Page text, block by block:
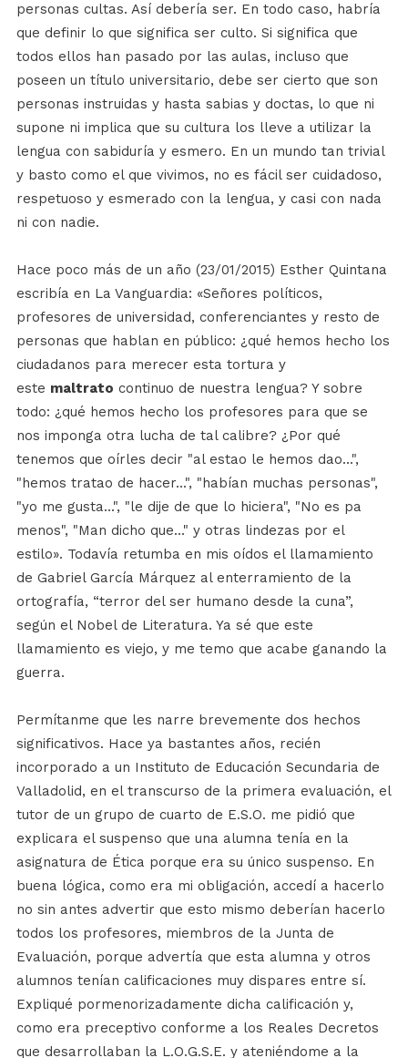
personas cultas. Así debería ser. En todo caso, habría
que definir lo que significa ser culto. Si significa que
todos ellos han pasado por las aulas, incluso que
poseen un título universitario, debe ser cierto que son
personas instruidas y hasta sabias y doctas, lo que ni
supone ni implica que su cultura los lleve a utilizar la
lengua con sabiduría y esmero. En un mundo tan trivial
y basto como el que vivimos, no es fácil ser cuidadoso,
respetuoso y esmerado con la lengua, y casi con nada
ni con nadie.
Hace poco más de un año (23/01/2015) Esther Quintana
escribía en La Vanguardia: «Señores políticos,
profesores de universidad, conferenciantes y resto de
personas que hablan en público: ¿qué hemos hecho los
ciudadanos para merecer esta tortura y
este maltrato continuo de nuestra lengua? Y sobre
todo: ¿qué hemos hecho los profesores para que se
nos imponga otra lucha de tal calibre? ¿Por qué
tenemos que oírles decir "al estao le hemos dao...",
"hemos tratao de hacer...", "habían muchas personas",
"yo me gusta...", "le dije de que lo hiciera", "No es pa
menos", "Man dicho que..." y otras lindezas por el
estilo». Todavía retumba en mis oídos el llamamiento
de Gabriel García Márquez al enterramiento de la
ortografía, “terror del ser humano desde la cuna”,
según el Nobel de Literatura. Ya sé que este
llamamiento es viejo, y me temo que acabe ganando la
guerra.
Permítanme que les narre brevemente dos hechos
significativos. Hace ya bastantes años, recién
incorporado a un Instituto de Educación Secundaria de
Valladolid, en el transcurso de la primera evaluación, el
tutor de un grupo de cuarto de E.S.O. me pidió que
explicara el suspenso que una alumna tenía en la
asignatura de Ética porque era su único suspenso. En
buena lógica, como era mi obligación, accedí a hacerlo
no sin antes advertir que esto mismo deberían hacerlo
todos los profesores, miembros de la Junta de
Evaluación, porque advertía que esta alumna y otros
alumnos tenían calificaciones muy dispares entre sí.
Expliqué pormenorizadamente dicha calificación y,
como era preceptivo conforme a los Reales Decretos
que desarrollaban la L.O.G.S.E. y ateniéndome a la